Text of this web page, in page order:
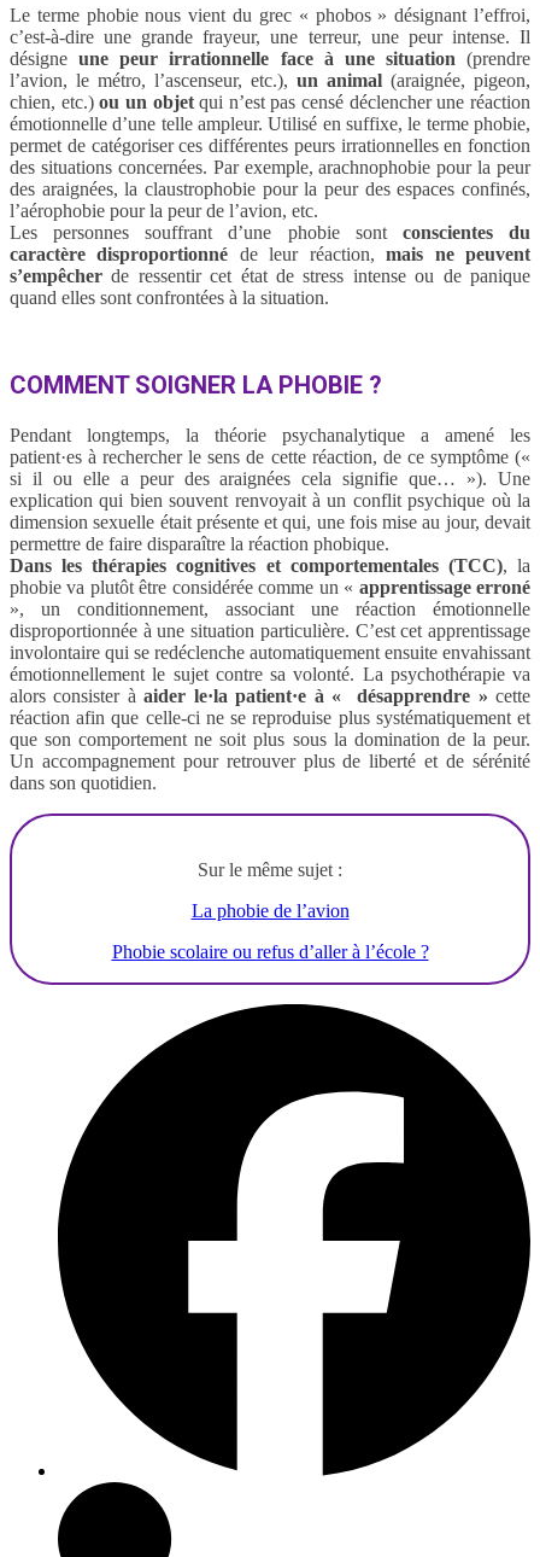
Le terme phobie nous vient du grec « phobos » désignant l’effroi,
c’est-à-dire une grande frayeur, une terreur, une peur intense. Il
désigneune peur irrationnelle face à une situation (prendre
l’avion, le métro, l’ascenseur, etc.), un animal (araignée, pigeon,
chien, etc.)ou un objetqui n’est pas censé déclencher une réaction
émotionnelle d’une telle ampleur. Utilisé en suffixe, le terme phobie,
permet de catégoriser ces différentes peurs irrationnelles en fonction
des situations concernées. Par exemple, arachnophobie pour la peur
des araignées, la claustrophobie pour la peur des espaces confinés,
l’aérophobie pour la peur de l’avion, etc.
Les personnes souffrant d’une phobie sont conscientes du
caractère disproportionné de leur réaction,mais ne peuvent
s’empêcher de ressentir cet état de stress intense ou de panique
quand elles sont confrontées à la situation.
COMMENT SOIGNER LA PHOBIE ?
Pendant longtemps, la théorie psychanalytique a amené les
patient·es à rechercher le sens de cette réaction, de ce symptôme («
si il ou elle a peur des araignées cela signifie que… »). Une
explication qui bien souvent renvoyait à un conflit psychique où la
dimension sexuelle était présente et qui, une fois mise au jour, devait
permettre de faire disparaître la réaction phobique.
Dans les thérapies cognitives et comportementales (TCC), la
phobie va plutôt être considérée comme un « apprentissage erroné
», un conditionnement, associant une réaction émotionnelle
disproportionnée à une situation particulière. C’est cet apprentissage
involontaire qui se redéclenche automatiquement ensuite envahissant
émotionnellement le sujet contre sa volonté. La psychothérapie va
alors consister àaider le·la patient·e à « désapprendre » cette
réaction afin que celle-ci ne se reproduise plus systématiquement et
que son comportement ne soit plus sous la domination de la peur.
Un accompagnement pour retrouver plus de liberté et de sérénité
dans son quotidien.
Sur le même sujet :
La phobie de l’avion
Phobie scolaire ou refus d’aller à l’école ?